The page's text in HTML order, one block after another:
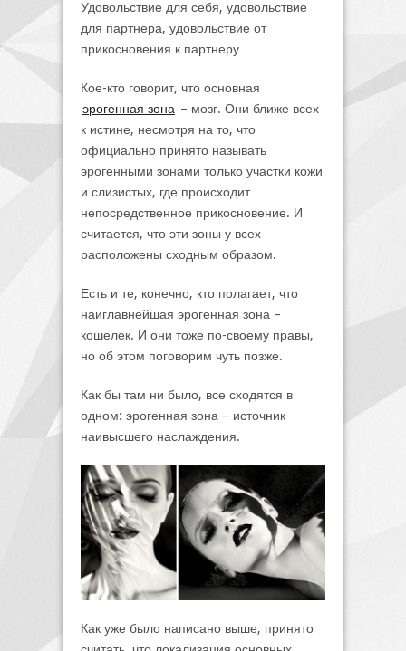
Удовольствие для себя, удовольствие
для партнера, удовольствие от
прикосновения к партнеру…
Кое-кто говорит, что основная
эрогенная зона – мозг. Они ближе всех
к истине, несмотря на то, что
официально принято называть
эрогенными зонами только участки кожи
и слизистых, где происходит
непосредственное прикосновение. И
считается, что эти зоны у всех
расположены сходным образом.
Есть и те, конечно, кто полагает, что
наиглавнейшая эрогенная зона –
кошелек. И они тоже по-своему правы,
но об этом поговорим чуть позже.
Как бы там ни было, все сходятся в
одном: эрогенная зона – источник
наивысшего наслаждения.
Как уже было написано выше, принято